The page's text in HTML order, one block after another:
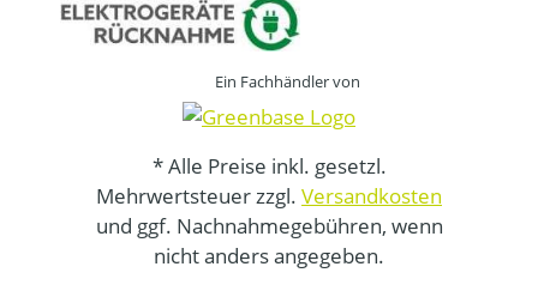
Ein Fachhändler von
* Alle Preise inkl. gesetzl.
Mehrwertsteuer zzgl. Versandkosten
und ggf. Nachnahmegebühren, wenn
nicht anders angegeben.